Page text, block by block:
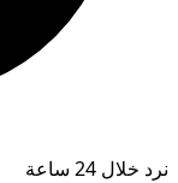
نرد خلال 24 ساعة